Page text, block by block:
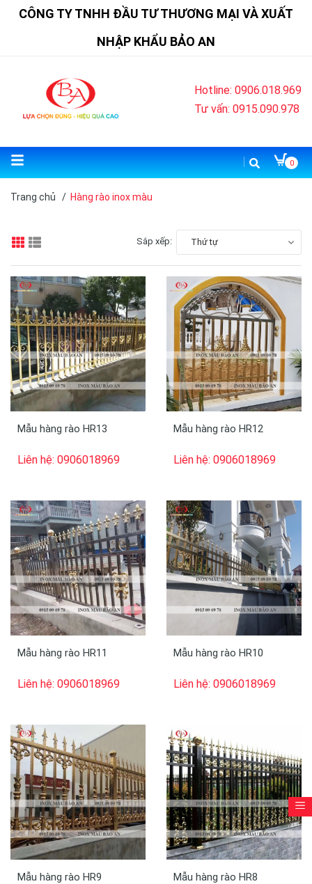
CÔNG TY TNHH ĐẦU TƯ THƯƠNG MẠI VÀ XUẤT
NHẬP KHẨU BẢO AN
Hotline: 0906.018.969
Tư vấn: 0915.090.978
0
Trang chủ / Hàng rào inox màu
Sắp xếp: Thứ tự
Mẫu hàng rào HR13
Liên hệ: 0906018969
Mẫu hàng rào HR12
Liên hệ: 0906018969
Mẫu hàng rào HR11
Liên hệ: 0906018969
Mẫu hàng rào HR10
Liên hệ: 0906018969
Mẫu hàng rào HR9 Mẫu hàng rào HR8